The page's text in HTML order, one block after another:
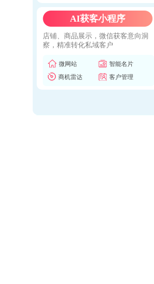
AI获客小程序
店铺、商品展示，微信获客意向洞
察，精准转化私域客户
微网站
智能名片
商机雷达
客户管理